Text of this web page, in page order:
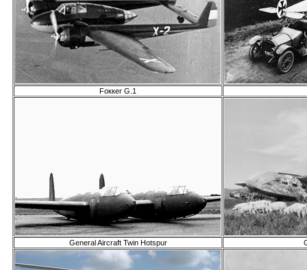
Fоккеr G.1
General Aircraft Twin Hotspur